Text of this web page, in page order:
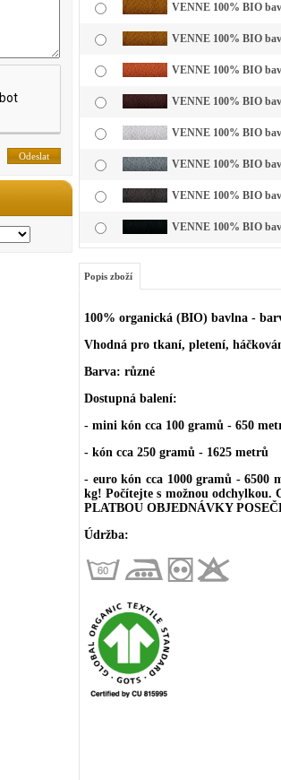
VENNE 100% BIO
VENNE 100% BIO
VENNE 100% BIO
VENNE 100% BIO
VENNE 100% BIO
VENNE 100% BIO
VENNE 100% BIO
VENNE 100% BIO
Popis zboží
100% organická (BIO) bavlna -
Vhodná pro tkaní, pletení,
Barva: různé
Dostupná balení:
- mini kón cca 100 gramů - 650
- kón cca 250 gramů - 1625 metrů
- euro kón cca 1000 gramů -
kg! Počítejte s možnou
PLATBOU OBJEDNÁVKY
Údržba: